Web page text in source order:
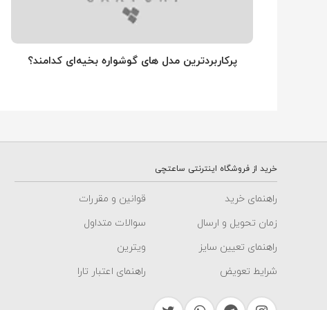
پرکاربردترین مدل های گوشواره بخیه‌ای کدامند؟
خرید از فروشگاه اینترنتی ساعتچی
راهنمای خرید
قوانین و مقررات
زمان تحویل و ارسال
سوالات متداول
راهنمای تعیین سایز
ویترین
شرایط تعویض
راهنمای اعتبار تارا